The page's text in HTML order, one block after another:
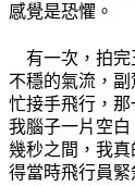
感覺是恐懼。
有一次，拍
不穩的氣流，
忙接手飛行，那
我腦子一片空
幾秒之間，我
得當時飛行員緊